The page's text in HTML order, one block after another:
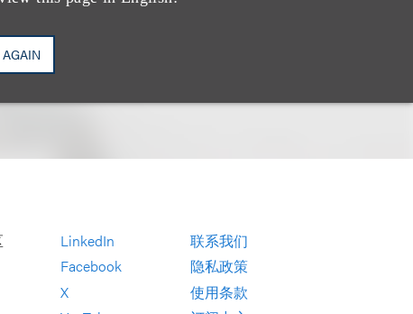
LinkedIn
Facebook
X
联系我们
隐私政策
使用条款